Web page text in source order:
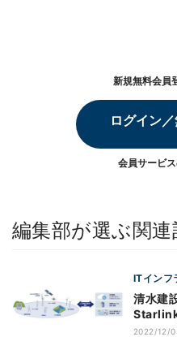
新規無料会員
ログイン
会員サービ
編集部が選ぶ関連
ITインフ
清水建
2022/12/